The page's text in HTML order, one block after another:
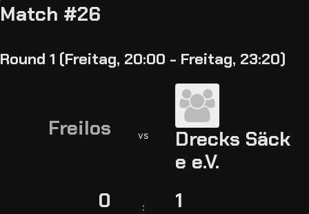
Match #26
Round 1 (Freitag, 20:00 - Freitag, 23:20)
Freilos vs
Drecks Säck
e e.V.
0
: 1